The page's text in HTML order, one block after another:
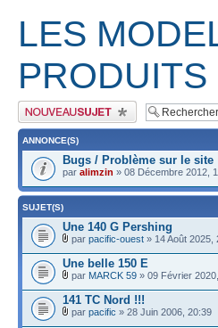
LES
PRODUITS
Publier un nouveau sujet
ANNONCE(S)
Bugs / Problème sur le site
par alimzin » 08 Décembre 2012,
SUJET(S)
Une 140 G Pershing
par pacific-ouest » 14 Août 2025,
Une belle 150 E
par MARCK 59 » 09 Février
141 TC Nord !!!
par pacific » 28 Juin 2006, 20:39